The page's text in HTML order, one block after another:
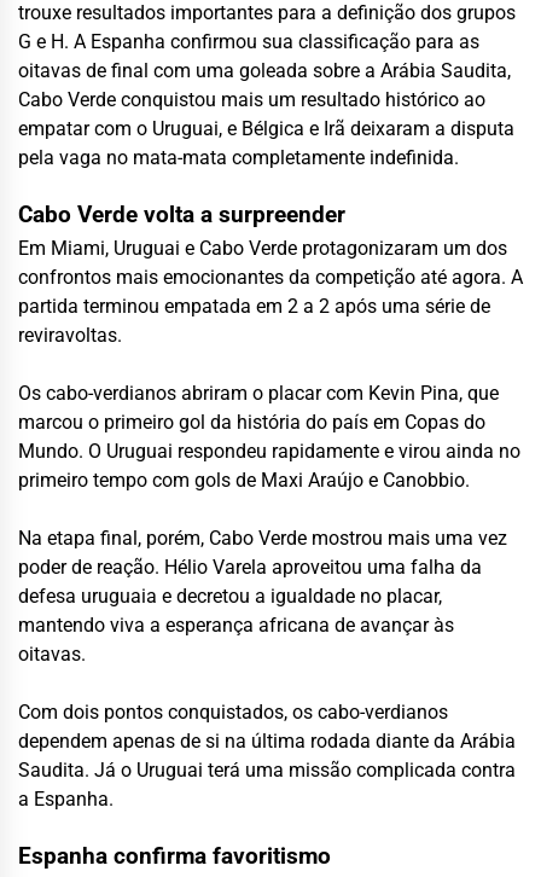
trouxe resultados importantes para a definição dos grupos
G e H. A Espanha confirmou sua classificação para as
oitavas de final com uma goleada sobre a Arábia Saudita,
Cabo Verde conquistou mais um resultado histórico ao
empatar com o Uruguai, e Bélgica e Irã deixaram a disputa
pela vaga no mata-mata completamente indefinida.
Cabo Verde volta a surpreender
Em Miami, Uruguai e Cabo Verde protagonizaram um dos
confrontos mais emocionantes da competição até agora. A
partida terminou empatada em 2 a 2 após uma série de
reviravoltas.
Os cabo-verdianos abriram o placar com Kevin Pina, que
marcou o primeiro gol da história do país em Copas do
Mundo. O Uruguai respondeu rapidamente e virou ainda no
primeiro tempo com gols de Maxi Araújo e Canobbio.
Na etapa final, porém, Cabo Verde mostrou mais uma vez
poder de reação. Hélio Varela aproveitou uma falha da
defesa uruguaia e decretou a igualdade no placar,
mantendo viva a esperança africana de avançar às
oitavas.
Com dois pontos conquistados, os cabo-verdianos
dependem apenas de si na última rodada diante da Arábia
Saudita. Já o Uruguai terá uma missão complicada contra
a Espanha.
Espanha confirma favoritismo